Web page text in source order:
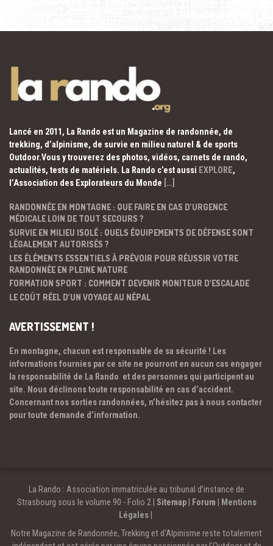
Lancé en 2011, La Rando est un Magazine de randonnée, de
trekking, d’alpinisme, de survie en milieu naturel & de sports
Outdoor.Vous y trouverez des photos, vidéos, carnets de rando,
actualités, tests de matériels. La Rando c’est aussi EXPLORE,
l’Association des Explorateurs du Monde […]
RANDONNÉE EN MONTAGNE : QUE FAIRE EN CAS D’URGENCE
MÉDICALE LOIN DE TOUT SECOURS ?
SURVIE EN MILIEU ISOLÉ : QUELS ÉQUIPEMENTS DE DÉFENSE SONT
LÉGALEMENT AUTORISÉS ?
LES ÉLÉMENTS ESSENTIELS À PRÉVOIR POUR RÉUSSIR VOTRE
RANDONNÉE EN PLEINE NATURE
FORMATION SPORT : COMMENT DEVENIR MONITEUR D’ESCALADE
LE COÛT RÉEL D’UN VOYAGE AU NÉPAL
AVERTISSEMENT !
En montagne, chacun est responsable de sa sécurité ! Les
informations fournies par ce site ne pourront en aucun cas engager
la responsabilité de La Rando et des personnes qui participent au
site. Nous déclinons toute responsabilité en cas d’accident.
Concernant nos sorties randonnées, n’hésitez pas à nous contacter
pour toute demande d’information.
La Rando : Association immatriculée au tribunal d’instance de
Strasbourg sous le volume 90 - Folio 2 | Sitemap| Forum
Mentions
Légales
Notre Magazine de Randonnée, Trekking et d'Alpinisme reste totalement